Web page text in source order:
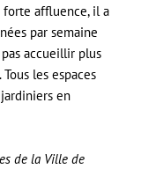
forte affluence, il a
par semaine
accueillir plus
les espaces
en
de la Ville de